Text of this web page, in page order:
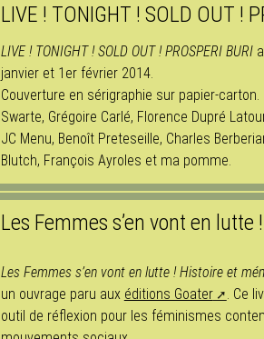
LIVE ! TONIGHT ! SOLD OUT !
LIVE ! TONIGHT ! SOLD OUT ! PROSPERI BURIa
janvier et 1er février 2014.
Couverture en sérigraphie sur papier-
Swarte, Grégoire Carlé, Florence Dupré
JC Menu, Benoît Preteseille, Charles
Blutch, François Ayroles et ma pomme.
Les Femmes s’en vont en lutte !
Les Femmes s’en vont en lutte ! Histoire et
un ouvrage paru aux éditions Goater
. Ce
outil de réflexion pour les féminismes